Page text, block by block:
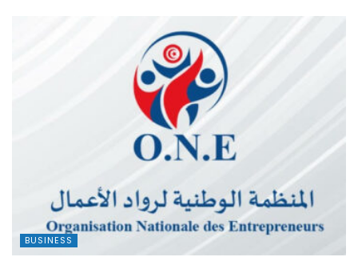
BUSINESS